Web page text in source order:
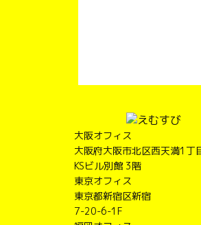
大阪オフィス
大阪府大阪市北区西天満1
KSビル別館 3階
東京オフィス
東京都新宿区新宿
7-20-6-1F